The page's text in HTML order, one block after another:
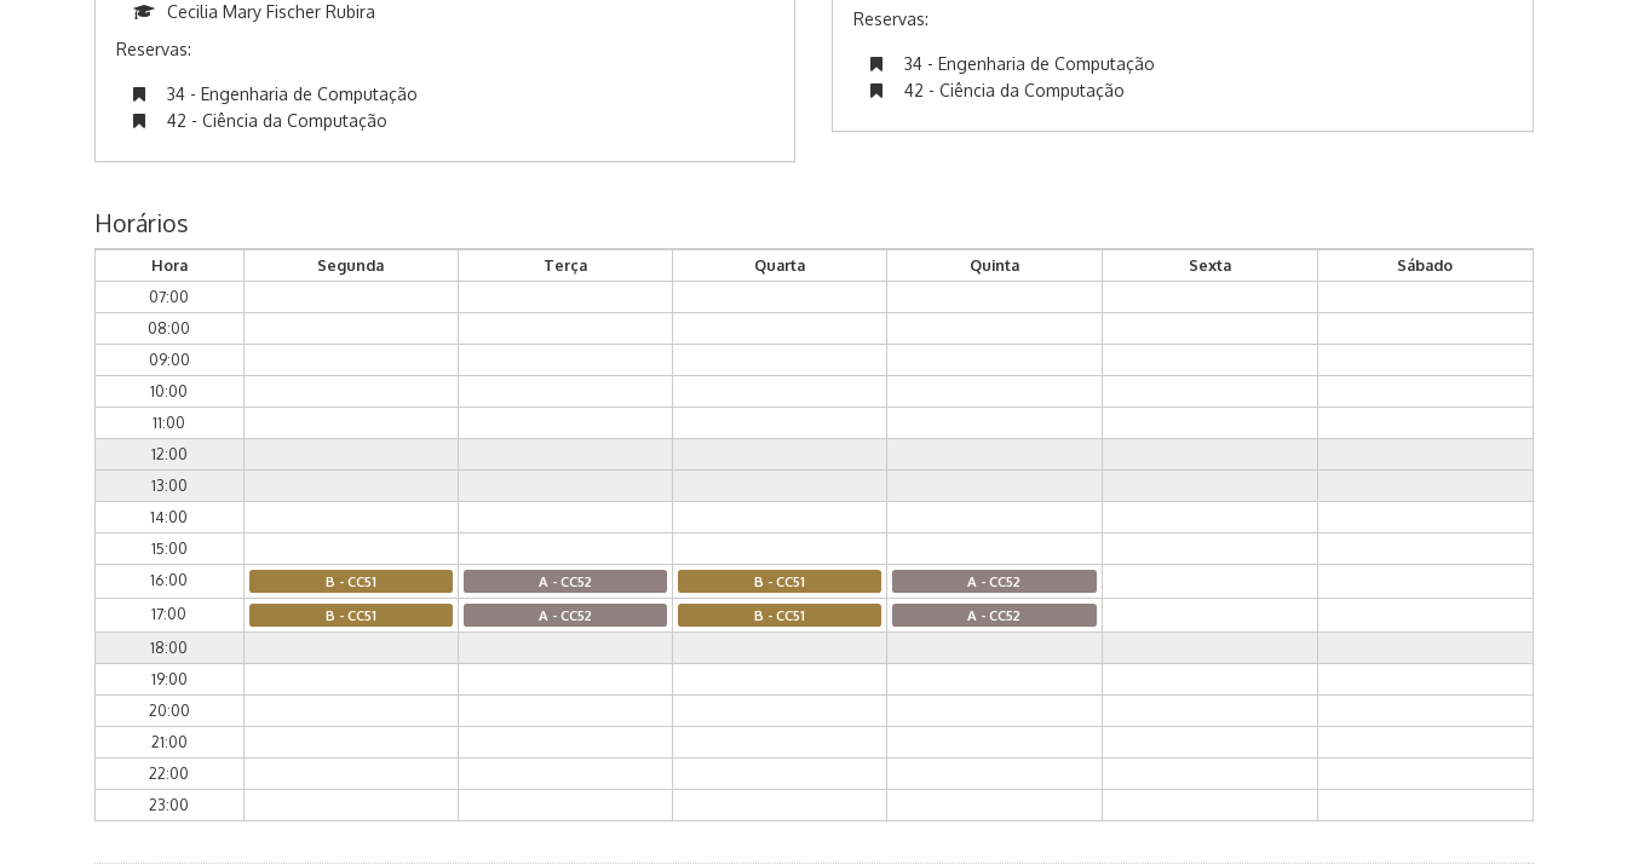
Cecilia Mary Fischer Rubira
Reservas:
34 - Engenharia de Computação
42 - Ciência da Computação
Reservas:
34 - Engenharia de Computação
42 - Ciência da Computação
Horários
Hora Segunda Terça Quarta Quinta Sexta
Sábado
07:00
08:00
09:00
10:00
11:00
12:00
13:00
14:00
15:00
16:00
B - CC51 A - CC52 B - CC51 A - CC52
17:00 B - CC51 A - CC52 B - CC51 A - CC52
18:00
19:00
20:00
21:00
22:00
23:00